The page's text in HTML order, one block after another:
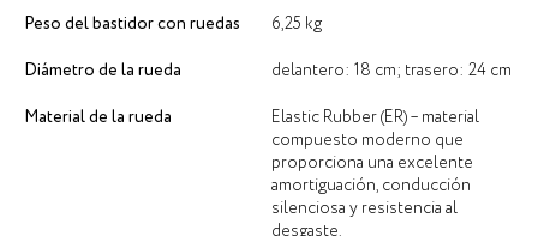
Peso del bastidor con ruedas 6,25 kg
Diámetro de la rueda delantero: 18 cm; trasero: 24 cm
Material de la rueda
Elastic Rubber (ER) – material
compuesto moderno que
proporciona una excelente
amortiguación, conducción
silenciosa y resistencia al
desgaste.